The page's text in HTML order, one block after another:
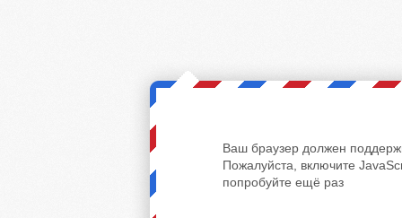
Ваш браузер должен
Пожалуйста, включите
попробуйте ещё раз